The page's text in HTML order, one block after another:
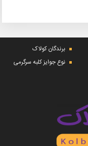
برندگان کولاک
نوع جوایز کلبه سرگرمی